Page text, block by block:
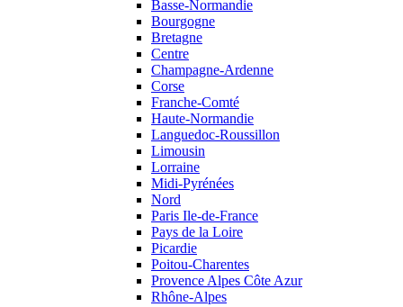
Basse-Normandie
Bourgogne
Bretagne
Centre
Champagne-Ardenne
Corse
Franche-Comté
Haute-Normandie
Languedoc-Roussillon
Limousin
Lorraine
Midi-Pyrénées
Nord
Paris Ile-de-France
Pays de la Loire
Picardie
Poitou-Charentes
Provence Alpes Côte Azur
Rhône-Alpes